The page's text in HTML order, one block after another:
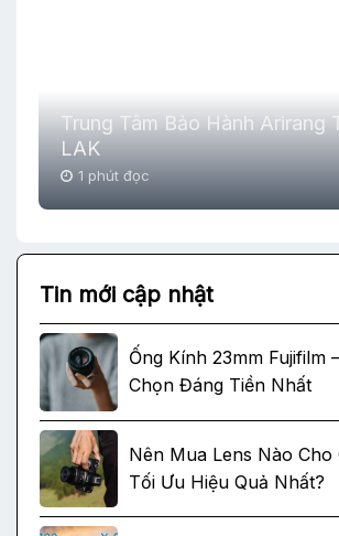
Trung Tâm Bảo Hành Arirang
LAK
1 phút đọc
Tin mới cập nhật
Ống Kính 23mm Fujifilm
Chọn Đáng Tiền Nhất
Nên Mua Lens Nào Cho
Tối Ưu Hiệu Quả Nhất?